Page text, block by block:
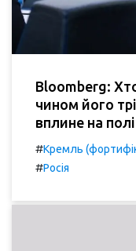
Bloomberg:
чином його
вплине на
#Кремль
#Росія